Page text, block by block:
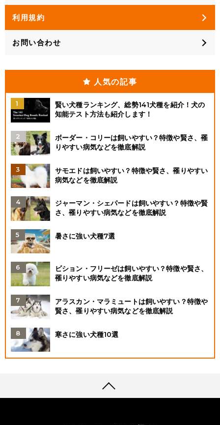
利用規約
お問い合わせ
人気の記事
賢い犬種ランキング、総勢141犬種を紹介！犬の
知能テスト方法も紹介します！
ボーダー・コリーは飼いやすい？特徴や賢さ、罹
りやすい病気などを徹底解説
サモエドは飼いやすい？特徴や賢さ、罹りやすい
病気などを徹底解説
ジャーマン・シェパードは飼いやすい？特徴や賢
さ、罹りやすい病気などを徹底解説
暑さに強い犬種7選
ビション・フリーゼは飼いやすい？特徴や賢さ、
罹りやすい病気などを徹底解説
アラスカン・マラミュートは飼いやすい？特徴や
賢さ、罹りやすい病気などを徹底解説
寒さに強い犬種10選